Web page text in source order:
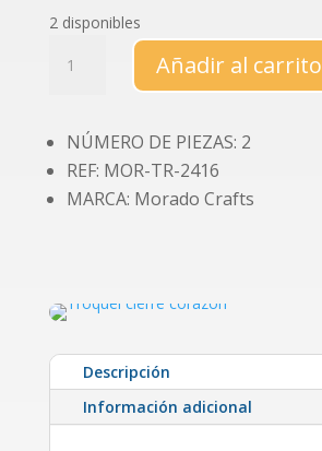
2 disponibles
cierre
Añadir al carrito
NÚMERO DE PIEZAS: 2
REF: MOR-TR-2416
MARCA: Morado Crafts
Descripción
Información adicional